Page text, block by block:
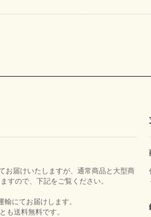
お届けいたしますが、通常商品と大型商
すので、下記をご覧ください。
にてお届けします。
も送料無料です。